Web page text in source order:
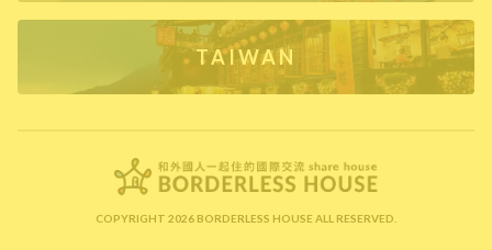
TAIWAN
COPYRIGHT 2026 BORDERLESS HOUSE ALL RESERVED.